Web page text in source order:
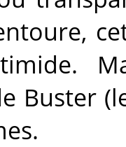
Buster